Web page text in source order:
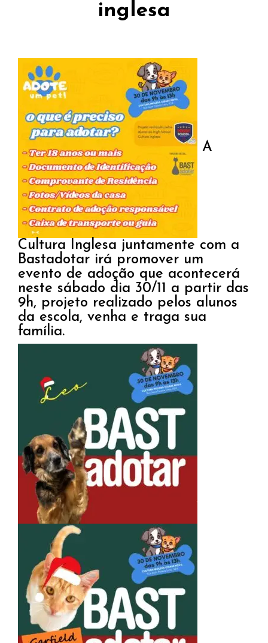
inglesa
A
Cultura Inglesa juntamente com a
Bastadotar irá promover um
evento de adoção que acontecerá
neste sábado dia 30/11 a partir das
9h, projeto realizado pelos alunos
da escola, venha e traga sua
família.